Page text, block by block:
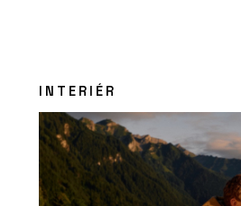
INTERIÉR